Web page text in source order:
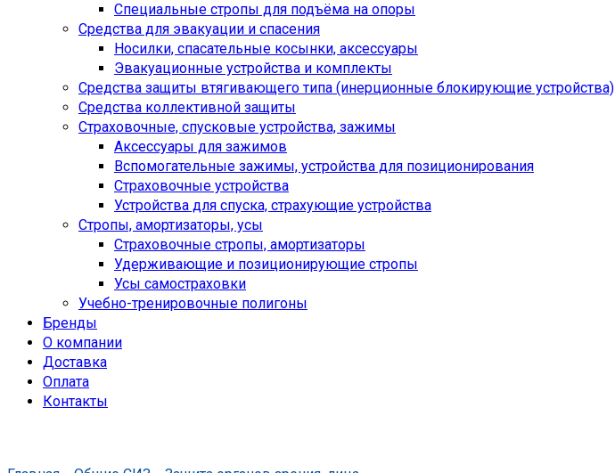
Специальные стропы для подъёма на опоры
Средства для эвакуации и спасения
Носилки, спасательные косынки, аксессуары
Эвакуационные устройства и комплекты
Средства защиты втягивающего типа (инерционные блокирующие устройства)
Средства коллективной защиты
Страховочные, спусковые устройства, зажимы
Аксессуары для зажимов
Вспомогательные зажимы, устройства для позиционирования
Страховочные устройства
Устройства для спуска, cтрахующие устройства
Стропы, амортизаторы, усы
Страховочные стропы, амортизаторы
Удерживающие и позиционирующие стропы
Усы самостраховки
Учебно-тренировочные полигоны
Бренды
О компании
Доставка
Оплата
Контакты